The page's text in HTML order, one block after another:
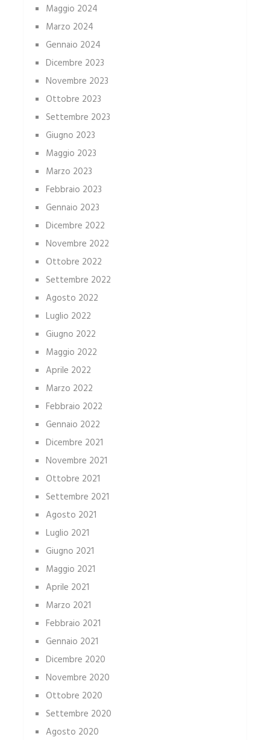
Maggio 2024
Marzo 2024
Gennaio 2024
Dicembre 2023
Novembre 2023
Ottobre 2023
Settembre 2023
Giugno 2023
Maggio 2023
Marzo 2023
Febbraio 2023
Gennaio 2023
Dicembre 2022
Novembre 2022
Ottobre 2022
Settembre 2022
Agosto 2022
Luglio 2022
Giugno 2022
Maggio 2022
Aprile 2022
Marzo 2022
Febbraio 2022
Gennaio 2022
Dicembre 2021
Novembre 2021
Ottobre 2021
Settembre 2021
Agosto 2021
Luglio 2021
Giugno 2021
Maggio 2021
Aprile 2021
Marzo 2021
Febbraio 2021
Gennaio 2021
Dicembre 2020
Novembre 2020
Ottobre 2020
Settembre 2020
Agosto 2020